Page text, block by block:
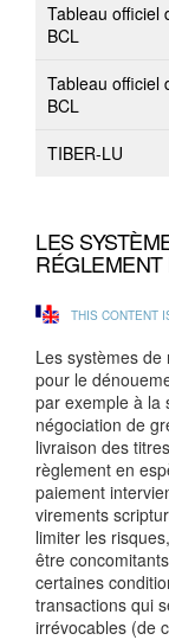
Tableau officiel
BCL
Tableau officiel
BCL
TIBER-LU
LES
THIS CONTENT
Les systèmes
pour le
par exemple à la
négociation de
livraison des
règlement en
paiement
virements
limiter les
être
certaines
transactions qui
irrévocables (de